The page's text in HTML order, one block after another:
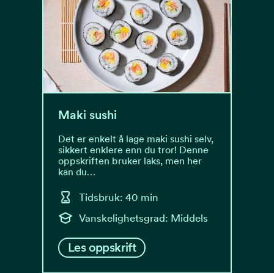
Maki sushi
Det er enkelt å lage maki sushi selv,
sikkert enklere enn du tror! Denne
oppskriften bruker laks, men her
kan du…
Tidsbruk: 40 min
Vanskelighetsgrad: Middels
Les oppskrift